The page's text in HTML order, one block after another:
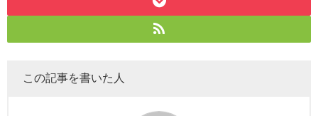
この記事を書いた人